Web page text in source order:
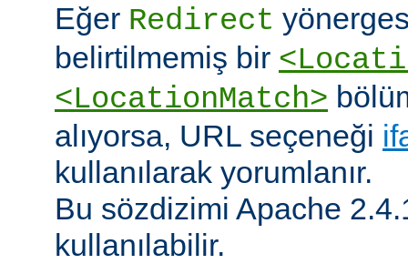
Eğer Redirect
belirtilmemiş bir
<LocationMatch>
alıyorsa, URL seçeneği
kullanılarak yorumlanır.
Bu sözdizimi Apache
kullanılabilir.